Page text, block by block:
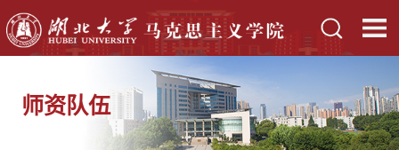
师资队伍